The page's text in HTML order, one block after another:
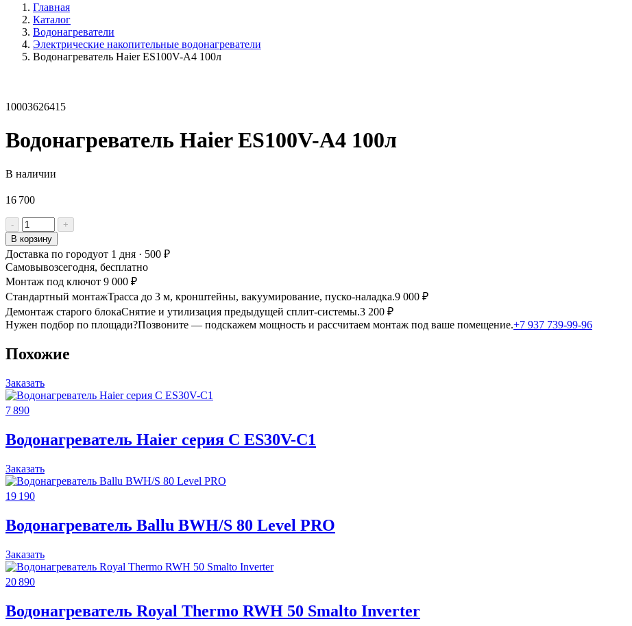
Главная
Каталог
Водонагреватели
Электрические накопительные водонагреватели
Водонагреватель Haier ES100V-А4 100л
10003626415
Водонагреватель Haier ES100V-А4 100л
В наличии
16 700
-
Количество
товара
Водонагреватель
Haier
ES100V-
А4
100л
+
В корзину
Доставка по городуот 1 дня · 500 ₽
Самовывозсегодня, бесплатно
Монтаж под ключот 9 000 ₽
Стандартный монтажТрасса до 3 м, кронштейны, вакуумирование, пуско-наладка.9 000 ₽
Демонтаж старого блокаСнятие и утилизация предыдущей сплит-системы.3 200 ₽
Нужен подбор по площади?Позвоните — подскажем мощность и рассчитаем монтаж под ваше помещение.+7 937 739-99-96
Похожие
Заказать
7 890
Водонагреватель Haier серия С ES30V-C1
Заказать
19 190
Водонагреватель Ballu BWH/S 80 Level PRO
Заказать
20 890
Водонагреватель Royal Thermo RWH 50 Smalto Inverter